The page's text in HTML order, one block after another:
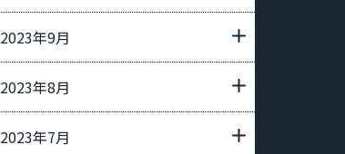
2023年9月
2023年8月
2023年7月